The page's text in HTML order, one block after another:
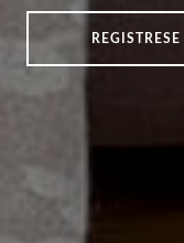
REGISTRESE